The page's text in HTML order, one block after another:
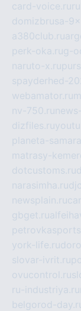
card-voice.ru
domizbrusa-
a380club.ru
perk-oka.rug-
naruto-x.ru
spayderhed-
webamator.ru
nv-750.ru
dizfiles.ru
planeta-
matrasy-
dotcustoms.ru
narasimha.ru
newsplain.ru
gbget.ru
york-life.ru
slovar-ivrit.ru
ovucontrol.ru
ru-industriya.ru
belgorod-